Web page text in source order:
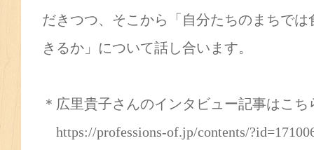
だきつつ、そこから「自分たちのまちで
きるか」について話し合います。
＊広里貴子さんのインタビュー記事はこち
https://professions-of.jp/contents/